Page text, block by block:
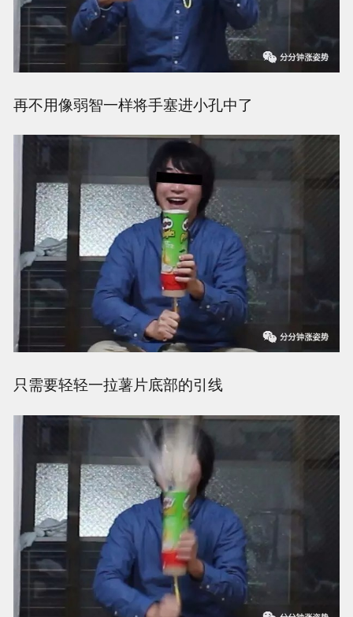
再不用像弱智一样将手塞进小孔中了
只需要轻轻一拉薯片底部的引线